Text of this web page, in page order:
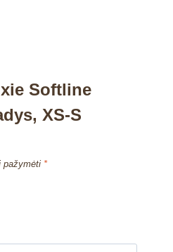
Softline
XS-S
pažymėti *